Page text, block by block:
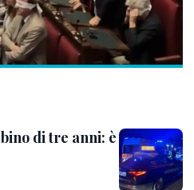
di tre anni: è